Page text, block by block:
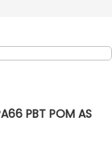
PBT POM AS